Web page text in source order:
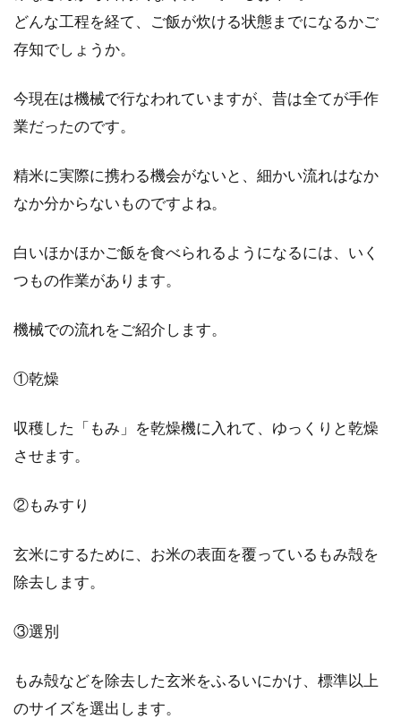
友達を家に呼んでホームパーティ
仲の良い友達を家に呼んで楽しむホームパーテ
考えられる6つの理由
んでしょうか？私たちはそれぞれ「味覚」を持
っています...
主婦必見！料理ブログの書き方と上
料として存在感を発揮しています。醤油の海外
どんな工程を経て、ご飯が炊ける状態までになるかご
存知でしょうか。
今現在は機械で行なわれていますが、昔は全てが手作
業だったのです。
精米に実際に携わる機会がないと、細かい流れはなか
なか分からないものですよね。
白いほかほかご飯を食べられるようになるには、いく
つもの作業があります。
機械での流れをご紹介します。
①乾燥
収穫した「もみ」を乾燥機に入れて、ゆっくりと乾燥
させます。
②もみすり
玄米にするために、お米の表面を覆っているもみ殻を
除去します。
③選別
もみ殻などを除去した玄米をふるいにかけ、標準以上
のサイズを選出します。